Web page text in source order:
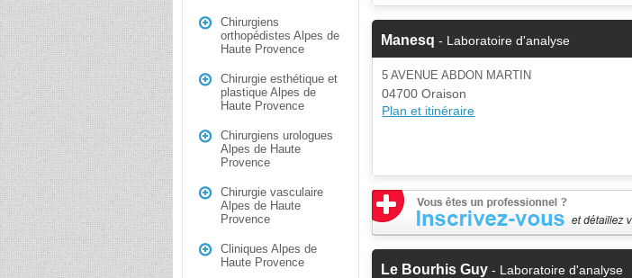
Chirurgiens
orthopédistes Alpes de
Haute Provence
Chirurgie esthétique et
plastique Alpes de
Haute Provence
Chirurgiens urologues
Alpes de Haute
Provence
Chirurgie vasculaire
Alpes de Haute
Provence
Cliniques Alpes de
Haute Provence
Manesq - Laboratoire d'analyse
5 AVENUE ABDON MARTIN
04700 Oraison
Plan et itinéraire
Le Bourhis Guy - Laboratoire d'analyse